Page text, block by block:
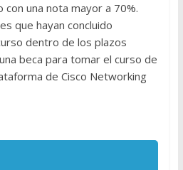
con una nota mayor a 70%.
que hayan concluido
dentro de los plazos
beca para tomar el curso de
de Cisco Networking